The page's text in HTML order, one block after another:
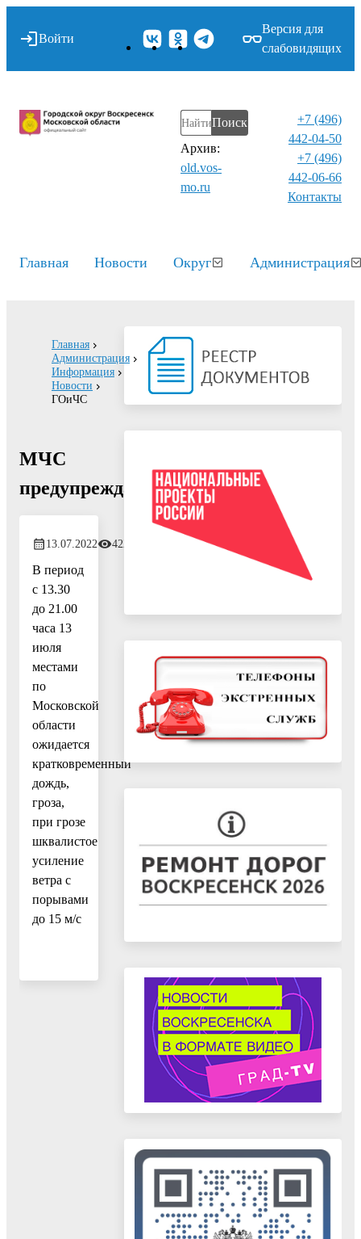
Войти
Версия для
слабовидящих
Поиск
Архив:
old.vos-
mo.ru
+7 (496)
442-04-50
+7 (496)
442-06-66
Контакты⁠
Главная Новости Округ Администрация
Главная
Администрация
Информация
Новости
ГОиЧС
МЧС
предупреждает
13.07.2022 422
В период
с 13.30
до 21.00
часа 13
июля
местами
по
Московской
области
ожидается
кратковременный
дождь,
гроза,
при грозе
шквалистое
усиление
ветра с
порывами
до 15 м/с